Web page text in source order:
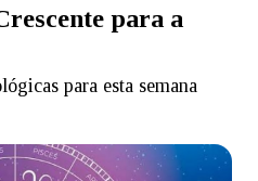
para a
para esta semana